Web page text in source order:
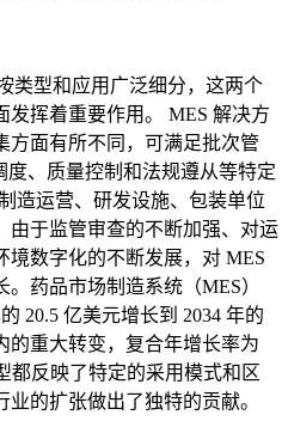
类型和应用广泛细分，这两个
发挥着重要作用。 MES 解决方
方面有所不同，可满足批次管
、质量控制和法规遵从等特定
造运营、研发设施、包装单位
由于监管审查的不断加强、对运
境数字化的不断发展，对 MES
药品市场制造系统（MES）
20.5 亿美元增长到 2034 年的
的重大转变，复合年增长率为
都反映了特定的采用模式和区
的扩张做出了独特的贡献。